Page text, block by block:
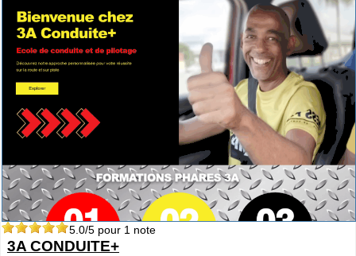
5.0/5 pour 1 note
3A CONDUITE+